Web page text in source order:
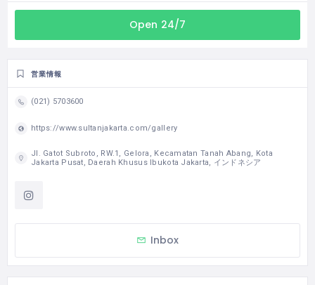
Open 24/7
営業情報
(021) 5703600
https://www.sultanjakarta.com/gallery
Jl. Gatot Subroto, RW.1, Gelora, Kecamatan Tanah Abang, Kota
Jakarta Pusat, Daerah Khusus Ibukota Jakarta, インドネシア
Inbox